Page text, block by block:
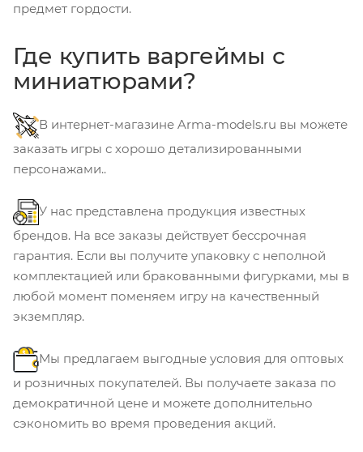
предмет гордости.
Где купить варгеймы с
миниатюрами?
В интернет-магазине Arma-models.ru вы можете
заказать игры с хорошо детализированными
персонажами..
У нас представлена продукция известных
брендов. На все заказы действует бессрочная
гарантия. Если вы получите упаковку с неполной
комплектацией или бракованными фигурками, мы в
любой момент поменяем игру на качественный
экземпляр.
Мы предлагаем выгодные условия для оптовых
и розничных покупателей. Вы получаете заказа по
демократичной цене и можете дополнительно
сэкономить во время проведения акций.